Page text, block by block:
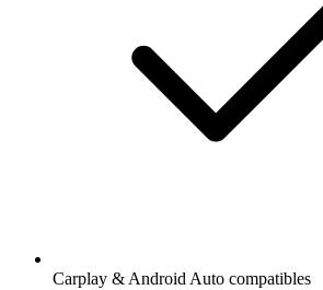
Carplay & Android Auto compatibles